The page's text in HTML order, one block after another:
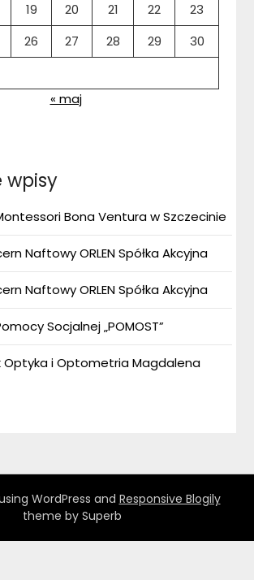
19 20 21 22
23
26 27 28 29
30
« maj
wpisy
Bona Ventura w Szczecinie
Naftowy ORLEN Spółka Akcyjna
Naftowy ORLEN Spółka Akcyjna
Socjalnej „POMOST”
Optyka i Optometria Magdalena
WordPress and Responsive Blogily
theme by Superb